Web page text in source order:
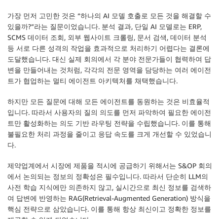
가장 먼저 고민한 것은 “하나의 AI 모델 호출로 모든 것을 해결할 수
있을까?”라는 질문이었습니다. 분석 결과, 단일 AI 모델로는 ERP,
SCMS 데이터 조회, 외부 웹사이트 크롤링, 문서 검색, 데이터 분석
등 서로 다른 성격의 작업을 효과적으로 처리하기 어렵다는 결론에
도달했습니다. 대신 실제 회의에서 각 분야 전문가들이 협력하여 답
변을 만들어내는 것처럼, 각각의 전문 영역을 담당하는 여러 에이전
트가 협업하는 멀티 에이전트 아키텍처를 채택했습니다.
하지만 모든 질문에 대해 모든 에이전트를 동원하는 것은 비효율적
입니다. 따라서 사용자의 질의 의도를 먼저 파악하여 필요한 에이전
트만 활성화하는 의도 기반 라우팅 전략을 수립했습니다. 이를 통해
불필요한 처리 과정을 줄이고 응답 속도를 크게 개선할 수 있었습니
다.
제약업계에서 시장에 제품을 적시에 공급하기 위해서는 S&OP 회의
에서 논의되는 정보의 정확성은 필수입니다. 따라서 단순히 LLM의
사전 학습 지식에만 의존하지 않고, 실시간으로 최신 정보를 검색하
여 답변에 반영하는 RAG(Retrieval-Augmented Generation) 방식을
핵심 전략으로 삼았습니다. 이를 통해 항상 최신이고 정확한 정보를